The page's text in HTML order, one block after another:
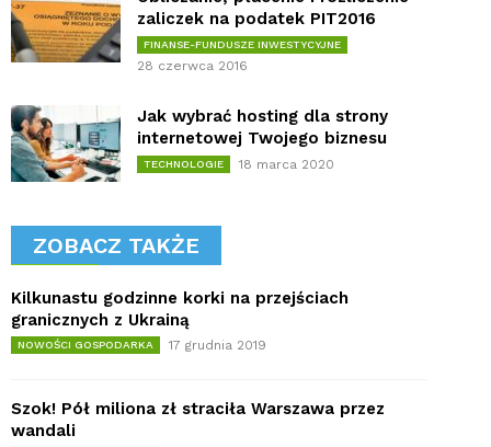
zaliczek na podatek PIT2016
FINANSE-FUNDUSZE INWESTYCYJNE
28 czerwca 2016
Jak wybrać hosting dla strony
internetowej Twojego biznesu
TECHNOLOGIE 18 marca 2020
ZOBACZ TAKŻE
Kilkunastu godzinne korki na przejściach
granicznych z Ukrainą
NOWOŚCI GOSPODARKA 17 grudnia 2019
Szok! Pół miliona zł straciła Warszawa przez
wandali